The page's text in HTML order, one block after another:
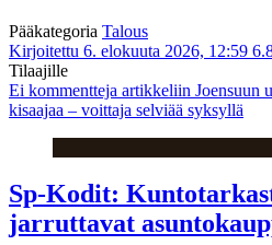
Pääkategoria Talous
Kirjoitettu 6. elokuuta 2026, 12:59
Tilaajille
Ei kommentteja artikkeliin Joensuun
kisaajaa – voittaja selviää syksyllä
Sp-Kodit:
jarruttavat